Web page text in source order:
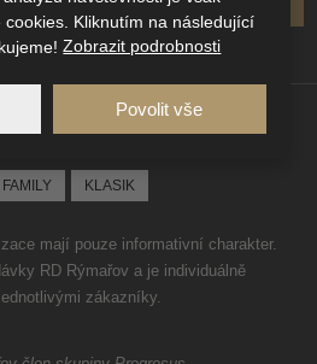
mojeosobní údaje.
FAMILY KLASIK
mají pouze informativní charakter.
RD Rýmařov a je individuálně
zákazníky.
cookies. Kliknutím na následující
Zobrazit podrobnosti
Povolit vše